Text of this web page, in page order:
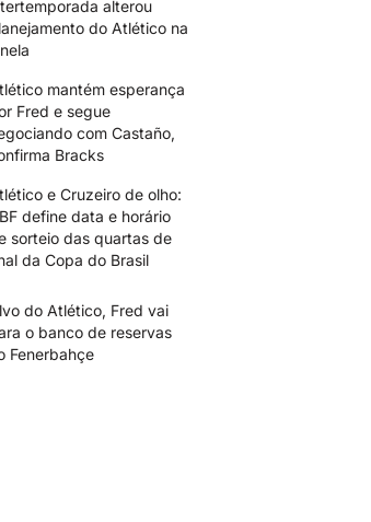
alterou
do Atlético na
mantém esperança
Fred e segue
com Castaño,
Bracks
e Cruzeiro de olho:
define data e horário
sorteio das quartas de
da Copa do Brasil
do Atlético, Fred vai
o banco de reservas
Fenerbahçe